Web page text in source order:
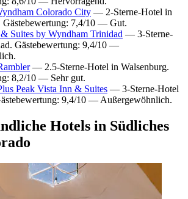
Colorado City — 2-Sterne-Hotel in
Gästebewertung: 7,4/10 — Gut.
Suites by Wyndham Trinidad — 3-Sterne-
Gästebewertung: 9,4/10 —
— 2.5-Sterne-Hotel in Walsenburg.
8,2/10 — Sehr gut.
Peak Vista Inn & Suites — 3-Sterne-Hotel
9,4/10 — Außergewöhnlich.
Hotels in Südliches